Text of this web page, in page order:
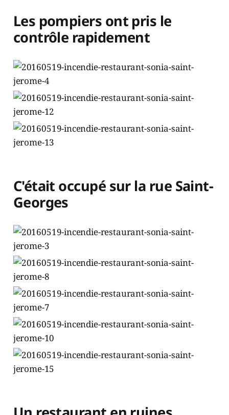
Les pompiers ont pris le
contrôle rapidement
C'était occupé sur la rue Saint-
Georges